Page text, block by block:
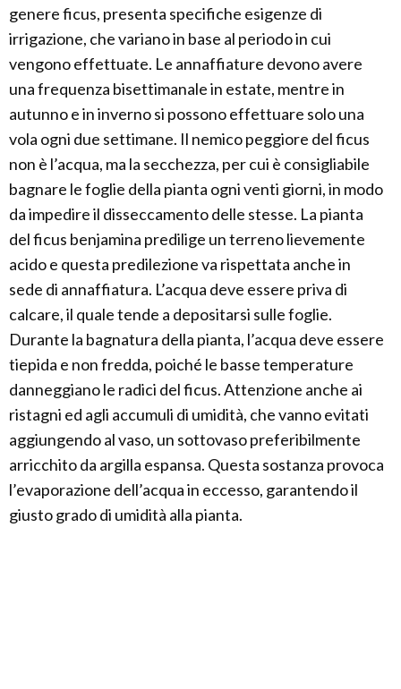
genere ficus, presenta specifiche esigenze di
irrigazione, che variano in base al periodo in cui
vengono effettuate. Le annaffiature devono avere
una frequenza bisettimanale in estate, mentre in
autunno e in inverno si possono effettuare solo una
vola ogni due settimane. Il nemico peggiore del ficus
non è l’acqua, ma la secchezza, per cui è consigliabile
bagnare le foglie della pianta ogni venti giorni, in modo
da impedire il disseccamento delle stesse. La pianta
del ficus benjamina predilige un terreno lievemente
acido e questa predilezione va rispettata anche in
sede di annaffiatura. L’acqua deve essere priva di
calcare, il quale tende a depositarsi sulle foglie.
Durante la bagnatura della pianta, l’acqua deve essere
tiepida e non fredda, poiché le basse temperature
danneggiano le radici del ficus. Attenzione anche ai
ristagni ed agli accumuli di umidità, che vanno evitati
aggiungendo al vaso, un sottovaso preferibilmente
arricchito da argilla espansa. Questa sostanza provoca
l’evaporazione dell’acqua in eccesso, garantendo il
giusto grado di umidità alla pianta.